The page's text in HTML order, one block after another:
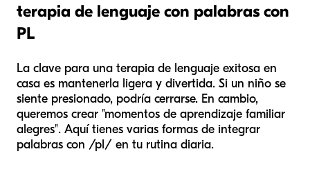
terapia de lenguaje con palabras con
PL
La clave para una terapia de lenguaje exitosa en
casa es mantenerla ligera y divertida. Si un niño se
siente presionado, podría cerrarse. En cambio,
queremos crear "momentos de aprendizaje familiar
alegres". Aquí tienes varias formas de integrar
palabras con /pl/ en tu rutina diaria.